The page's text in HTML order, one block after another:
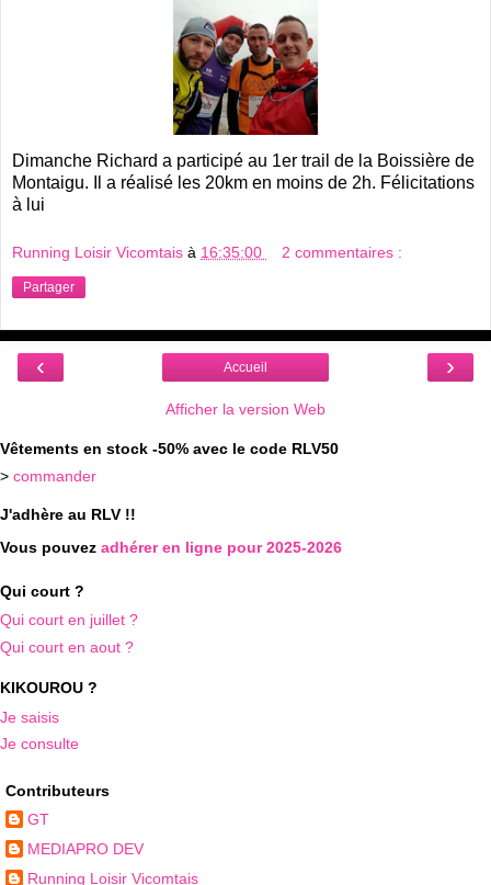
Dimanche Richard a participé au 1er trail de la Boissière de
Montaigu. Il a réalisé les 20km en moins de 2h. Félicitations
à lui
Running Loisir Vicomtais à 16:35:00 2 commentaires :
Partager
‹ ›
Accueil
Afficher la version Web
Vêtements en stock -50% avec le code RLV50
> commander
J'adhère au RLV !!
Vous pouvez adhérer en ligne pour 2025-2026
Qui court ?
Qui court en juillet ?
Qui court en aout ?
KIKOUROU ?
Je saisis
Je consulte
Contributeurs
GT
MEDIAPRO DEV
Running Loisir Vicomtais